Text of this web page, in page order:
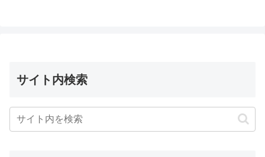
サイト内検索